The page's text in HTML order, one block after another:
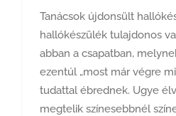
Tanácsok újdonsült
hallókészülék tulajdonos
abban a csapatban,
ezentúl „most már végre
tudattal ébrednek. Ugye
megtelik színesebbnél